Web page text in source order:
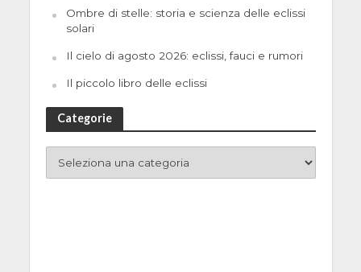
Ombre di stelle: storia e scienza delle eclissi
solari
Il cielo di agosto 2026: eclissi, fauci e rumori
Il piccolo libro delle eclissi
Categorie